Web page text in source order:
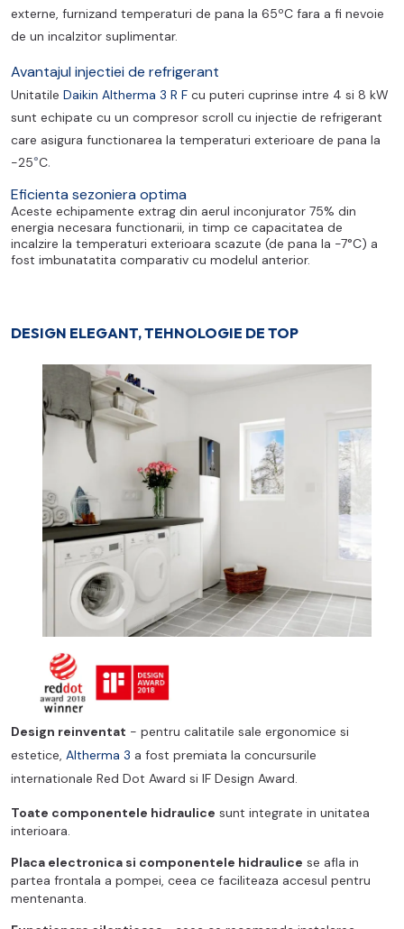
externe, furnizand temperaturi de pana la 65ºC fara a fi nevoie
de un incalzitor suplimentar.
Avantajul injectiei de refrigerant
Unitatile Daikin Altherma 3 R F cu puteri cuprinse intre 4 si 8 kW
sunt echipate cu un compresor scroll cu injectie de refrigerant
care asigura functionarea la temperaturi exterioare de pana la
-25°C.
Eficienta sezoniera optima
Aceste echipamente extrag din aerul inconjurator 75% din
energia necesara functionarii, in timp ce capacitatea de
incalzire la temperaturi exterioara scazute (de pana la -7°C) a
fost imbunatatita comparativ cu modelul anterior.
DESIGN ELEGANT, TEHNOLOGIE DE TOP
Design reinventat - pentru calitatile sale ergonomice si
estetice, Altherma 3 a fost premiata la concursurile
internationale Red Dot Award si IF Design Award.
Toate componentele hidraulice sunt integrate in unitatea
interioara.
Placa electronica si componentele hidraulice se afla in
partea frontala a pompei, ceea ce faciliteaza accesul pentru
mentenanta.